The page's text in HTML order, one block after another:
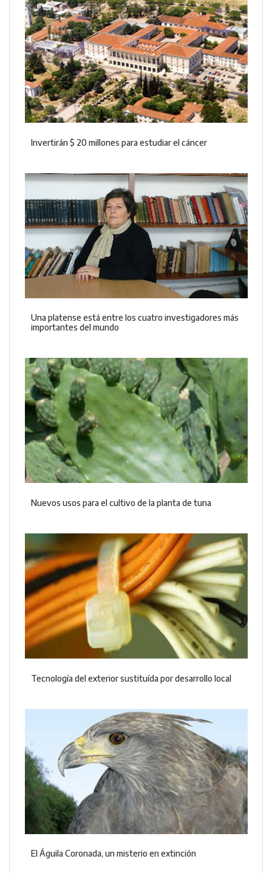
Invertirán $ 20 millones para estudiar el cáncer
Una platense está entre los cuatro investigadores más
importantes del mundo
Nuevos usos para el cultivo de la planta de tuna
Tecnología del exterior sustituída por desarrollo local
El Águila Coronada, un misterio en extinción